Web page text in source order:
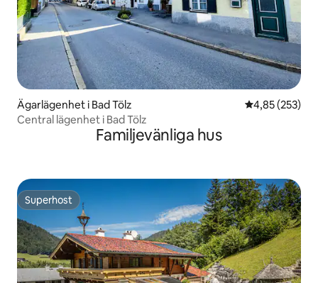
Ägarlägenhet i Bad Tölz 4,85 av 5 i
4,85 (253)
Central lägenhet i Bad Tölz
Familjevänliga hus
Superhost
Superhost